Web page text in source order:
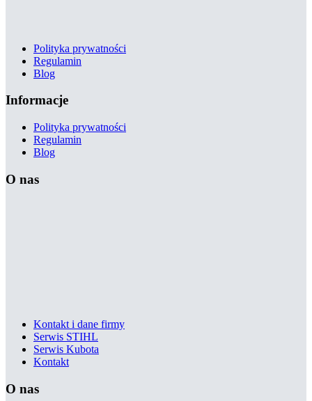
Polityka prywatności
Regulamin
Blog
Informacje
Polityka prywatności
Regulamin
Blog
O nas
Kontakt i dane firmy
Serwis STIHL
Serwis Kubota
Kontakt
O nas